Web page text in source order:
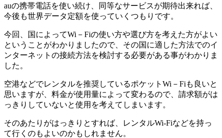
auの携帯電話を使い続け、同等なサービスが期待出来れば、
今後も世界データ定額を使っていくつもりです。
今回、国によってWi－Fiの使い方や選び方を考えた方がよい
ということがわかりましたので、その国に適した方法でのイ
ンターネットの接続方法を検討する必要がある事がわかりま
した。
空港などでレンタルを推奨しているポケットWi－Fiも良いと
思いますが、料金が使用量によって変わるので、請求額がは
っきりしていないと使用を考えてしまいます。
そのあたりがはっきりとすれば、レンタルWi-Fiなどを持っ
て行くのもよいのかもしれません。